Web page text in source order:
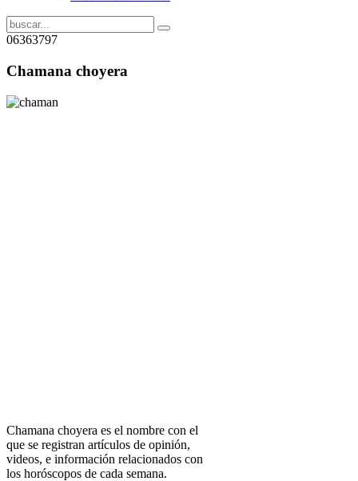
06363797
Chamana choyera
Chamana choyera es el nombre con el
que se registran artículos de opinión,
videos, e información relacionados con
los horóscopos de cada semana.